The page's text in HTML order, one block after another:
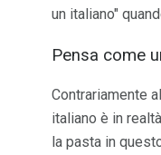
un italiano"
Pensa come
Contrariamente
italiano è in
la pasta in